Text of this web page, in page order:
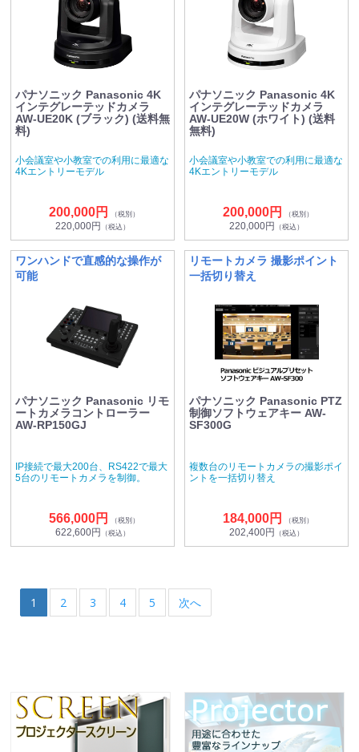
パナソニック Panasonic 4K
インテグレーテッドカメラ
AW-UE20K (ブラック) (送料無
料)
小会議室や小教室での利用に最適な
4Kエントリーモデル
200,000円 （税別）
220,000円 （税込）
パナソニック Panasonic 4K
インテグレーテッドカメラ
AW-UE20W (ホワイト) (送料
無料)
小会議室や小教室での利用に最適な
4Kエントリーモデル
200,000円 （税別）
220,000円 （税込）
ワンハンドで直感的な操作が
可能
パナソニック Panasonic リモ
ートカメラコントローラー
AW-RP150GJ
IP接続で最大200台、RS422で最大
5台のリモートカメラを制御。
566,000円 （税別）
622,600円 （税込）
リモートカメラ 撮影ポイント
一括切り替え
パナソニック Panasonic PTZ
制御ソフトウェアキー AW-
SF300G
複数台のリモートカメラの撮影ポイ
ントを一括切り替え
184,000円 （税別）
202,400円 （税込）
1 2 3 4 5 次へ